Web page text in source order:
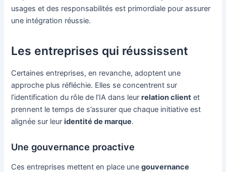
usages et des responsabilités est primordiale pour assurer
une intégration réussie.
Les entreprises qui réussissent
Certaines entreprises, en revanche, adoptent une
approche plus réfléchie. Elles se concentrent sur
l’identification du rôle de l’IA dans leurrelation client et
prennent le temps de s’assurer que chaque initiative est
alignée sur leuridentité de marque.
Une gouvernance proactive
Ces entreprises mettent en place unegouvernance